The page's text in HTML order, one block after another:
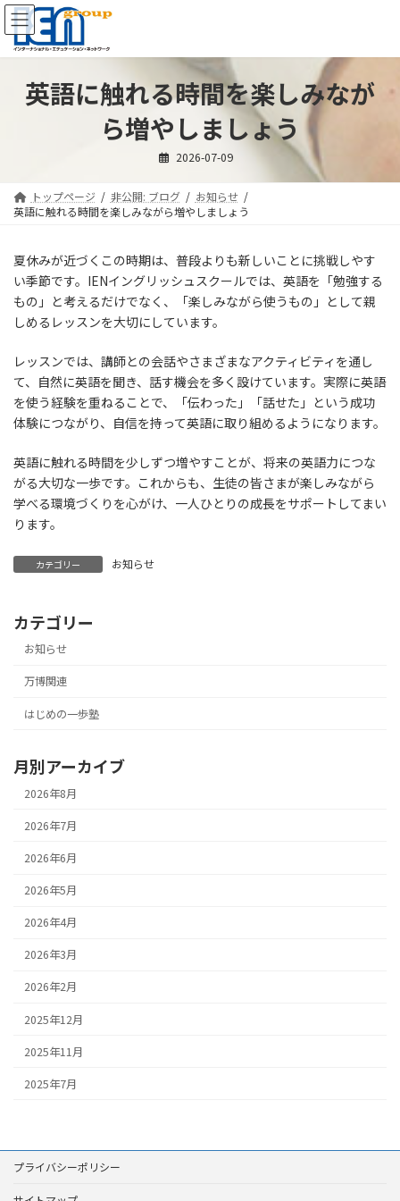
コ
ン
ン
ナ
ビ
ー
英語に触れる時間を楽しみなが
ら増やしましょう
2026-07-09
トップページ 非公開: ブログ
お知らせ
英語に触れる時間を楽しみながら増やしましょう
夏休みが近づくこの時期は、普段よりも新しいことに挑戦しやす
い季節です。IENイングリッシュスクールでは、英語を「勉強する
もの」と考えるだけでなく、「楽しみながら使うもの」として親
しめるレッスンを大切にしています。
レッスンでは、講師との会話やさまざまなアクティビティを通し
て、自然に英語を聞き、話す機会を多く設けています。実際に英語
を使う経験を重ねることで、「伝わった」「話せた」という成功
体験につながり、自信を持って英語に取り組めるようになります。
英語に触れる時間を少しずつ増やすことが、将来の英語力につな
がる大切な一歩です。これからも、生徒の皆さまが楽しみながら
学べる環境づくりを心がけ、一人ひとりの成長をサポートしてまい
ります。
カテゴリー お知らせ
カテゴリー
お知らせ
万博関連
はじめの一歩塾
月別アーカイブ
2026年8月
2026年7月
2026年6月
2026年5月
2026年4月
2026年3月
2026年2月
2025年12月
2025年11月
2025年7月
プライバシーポリシー